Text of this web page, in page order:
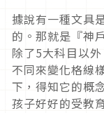
據說有一種文具
的。那就是『神
除了5大科目以
不同來變化格線
下，得知它的概
孩子好好的受教